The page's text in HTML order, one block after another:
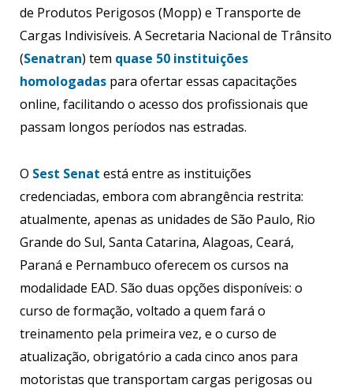
de Produtos Perigosos (Mopp) e Transporte de
Cargas Indivisíveis. A Secretaria Nacional de Trânsito
(Senatran) tem quase 50 instituições
homologadas para ofertar essas capacitações
online, facilitando o acesso dos profissionais que
passam longos períodos nas estradas.
O Sest Senat está entre as instituições
credenciadas, embora com abrangência restrita:
atualmente, apenas as unidades de São Paulo, Rio
Grande do Sul, Santa Catarina, Alagoas, Ceará,
Paraná e Pernambuco oferecem os cursos na
modalidade EAD. São duas opções disponíveis: o
curso de formação, voltado a quem fará o
treinamento pela primeira vez, e o curso de
atualização, obrigatório a cada cinco anos para
motoristas que transportam cargas perigosas ou